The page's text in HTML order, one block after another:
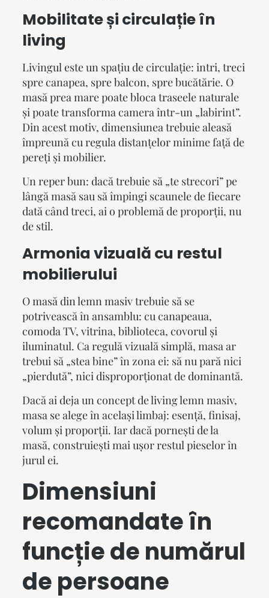
Mobilitate și circulație în
living
Livingul este un spațiu de circulație: intri, treci
spre canapea, spre balcon, spre bucătărie. O
masă prea mare poate bloca traseele naturale
și poate transforma camera într-un „labirint”.
Din acest motiv, dimensiunea trebuie aleasă
împreună cu regula distanțelor minime față de
pereți și mobilier.
Un reper bun: dacă trebuie să „te strecori” pe
lângă masă sau să împingi scaunele de fiecare
dată când treci, ai o problemă de proporții, nu
de stil.
Armonia vizuală cu restul
mobilierului
O masă din lemn masiv trebuie să se
potrivească în ansamblu: cu canapeaua,
comoda TV, vitrina, biblioteca, covorul și
iluminatul. Ca regulă vizuală simplă, masa ar
trebui să „stea bine” în zona ei: să nu pară nici
„pierdută”, nici disproporționat de dominantă.
Dacă ai deja un concept deliving lemn masiv,
masa se alege în același limbaj: esență, finisaj,
volum și proporții. Iar dacă pornești de la
masă, construiești mai ușor restul pieselor în
jurul ei.
Dimensiuni
recomandate în
funcție de numărul
de persoane